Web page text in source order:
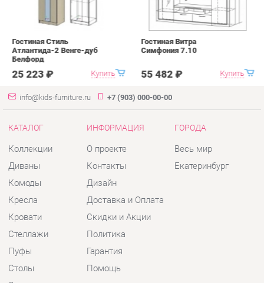
info@kids-furniture.ru +7 (903) 000-00-00
КАТАЛОГ
Коллекции
Комоды
Кровати
Стеллажи
Пуфы
Столы
Стулья
Тумбы
Шкафы
Комплектующие
Дизайн
Скидки и Акции
Политика
Гарантия
Помощь
ГОРОДА